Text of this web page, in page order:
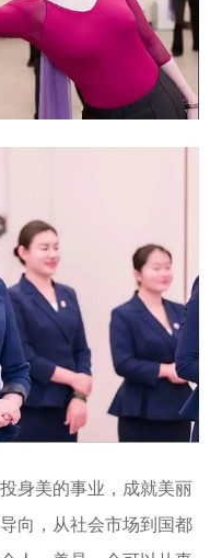
身美的事业，成就美丽
向，从社会市场到国都